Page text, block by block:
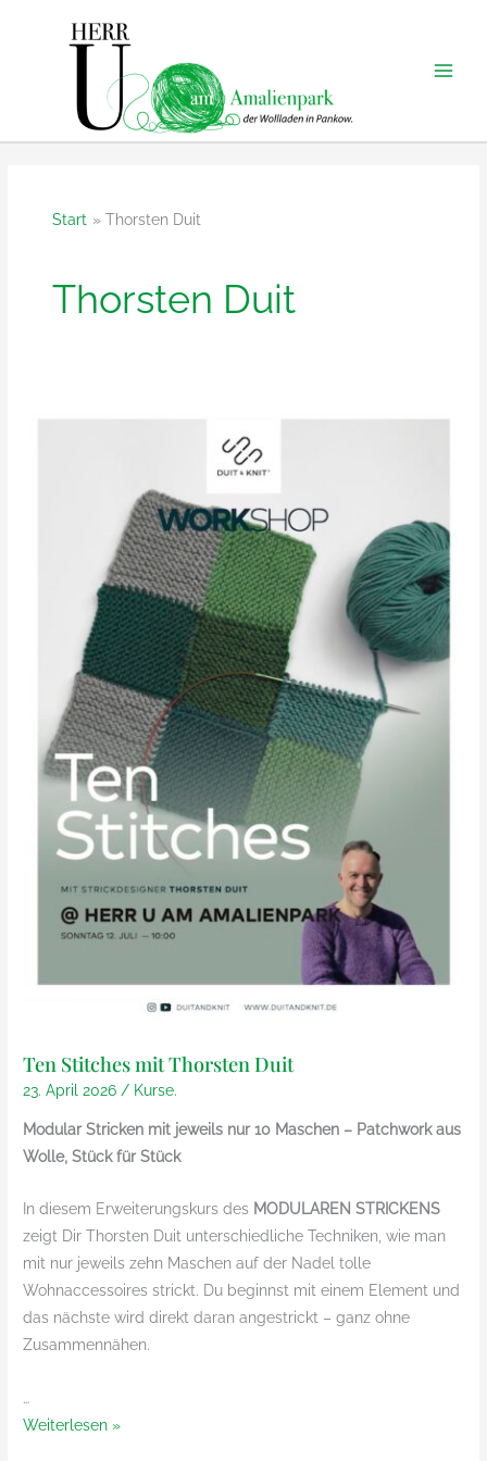
Start Thorsten Duit
Thorsten Duit
Ten Stitches mit Thorsten Duit
23. April 2026 / Kurse.
Modular Stricken mit jeweils nur 10 Maschen – Patchwork aus
Wolle, Stück für Stück
In diesem Erweiterungskurs des MODULAREN STRICKENS
zeigt Dir Thorsten Duit unterschiedliche Techniken, wie man
mit nur jeweils zehn Maschen auf der Nadel tolle
Wohnaccessoires strickt. Du beginnst mit einem Element und
das nächste wird direkt daran angestrickt – ganz ohne
Zusammennähen.
…
Ten
Weiterlesen »